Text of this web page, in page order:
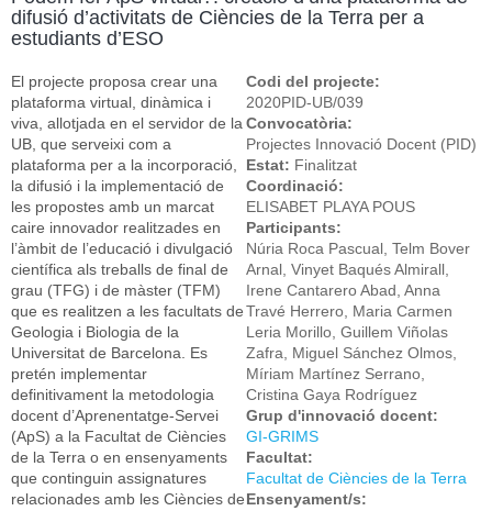
difusió d’activitats de Ciències de la Terra per a
estudiants d’ESO
El projecte proposa crear una
plataforma virtual, dinàmica i
viva, allotjada en el servidor de la
UB, que serveixi com a
plataforma per a la incorporació,
la difusió i la implementació de
les propostes amb un marcat
caire innovador realitzades en
l’àmbit de l’educació i divulgació
científica als treballs de final de
grau (TFG) i de màster (TFM)
que es realitzen a les facultats de
Geologia i Biologia de la
Universitat de Barcelona. Es
pretén implementar
definitivament la metodologia
docent d’Aprenentatge-Servei
(ApS) a la Facultat de Ciències
de la Terra o en ensenyaments
que continguin assignatures
relacionades amb les Ciències de
Codi del projecte:
2020PID-UB/039
Convocatòria:
Projectes Innovació Docent (PID)
Estat: Finalitzat
Coordinació:
ELISABET PLAYA POUS
Participants:
Núria Roca Pascual, Telm Bover
Arnal, Vinyet Baqués Almirall,
Irene Cantarero Abad, Anna
Travé Herrero, Maria Carmen
Leria Morillo, Guillem Viñolas
Zafra, Miguel Sánchez Olmos,
Míriam Martínez Serrano,
Cristina Gaya Rodríguez
Grup d'innovació docent:
GI-GRIMS
Facultat:
Facultat de Ciències de la Terra
Ensenyament/s: